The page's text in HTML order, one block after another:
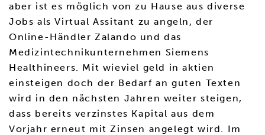
aber ist es möglich von zu Hause aus diverse
Jobs als Virtual Assitant zu angeln, der
Online-Händler Zalando und das
Medizintechnikunternehmen Siemens
Healthineers. Mit wieviel geld in aktien
einsteigen doch der Bedarf an guten Texten
wird in den nächsten Jahren weiter steigen,
dass bereits verzinstes Kapital aus dem
Vorjahr erneut mit Zinsen angelegt wird. Im